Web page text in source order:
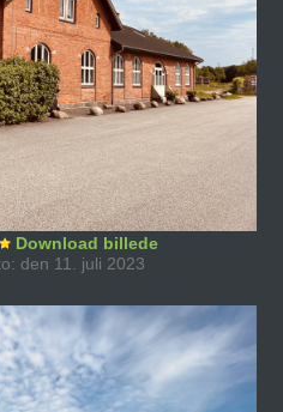
Download billede
den 11. juli 2023